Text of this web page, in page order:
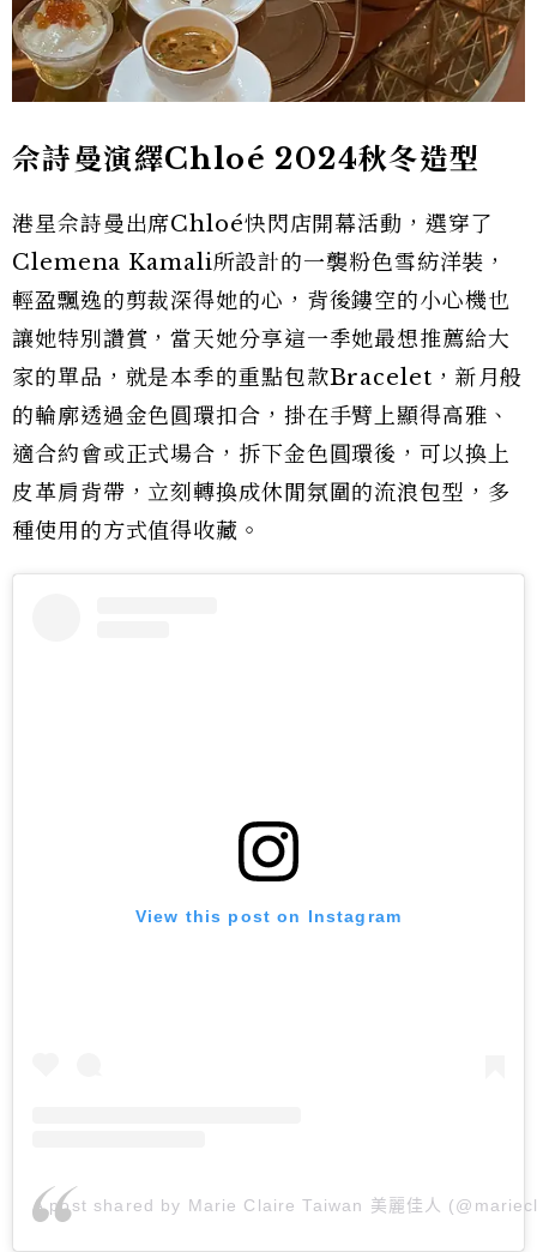
佘詩曼演繹Chloé 2024秋冬造型
港星佘詩曼出席Chloé快閃店開幕活動，選穿了
Clemena Kamali所設計的一襲粉色雪紡洋裝，
輕盈飄逸的剪裁深得她的心，背後鏤空的小心機也
讓她特別讚賞，當天她分享這一季她最想推薦給大
家的單品，就是本季的重點包款Bracelet，新月般
的輪廓透過金色圓環扣合，掛在手臂上顯得高雅、
適合約會或正式場合，拆下金色圓環後，可以換上
皮革肩背帶，立刻轉換成休閒氛圍的流浪包型，多
種使用的方式值得收藏。
View this post on Instagram
A post shared by Marie Claire Taiwan 美麗佳人